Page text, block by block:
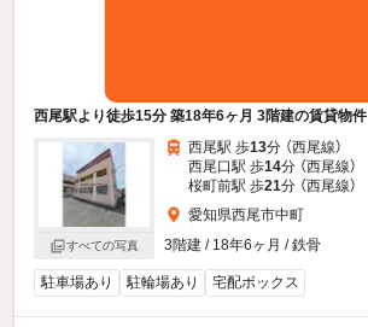
西尾駅より徒歩15分 築18年6ヶ月 3階建の賃貸物件
すべての写真
西尾駅 歩13分 （西尾線）
西尾口駅 歩14分 （西尾線）
桜町前駅 歩21分 （西尾線）
愛知県西尾市中町
3階建 / 18年6ヶ月 / 鉄骨
駐車場あり 駐輪場あり 宅配ボックス